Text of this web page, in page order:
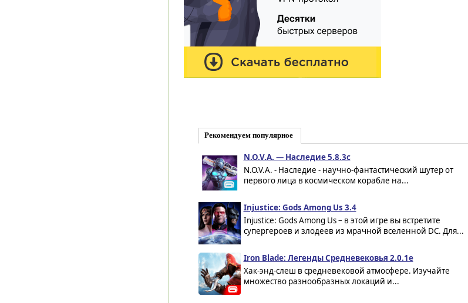
Рекомендуем популярное
N.O.V.A. — Наследие 5.8.3c
N.O.V.A. - Наследие - научно-фантастический шутер от
первого лица в космическом корабле на...
Injustice: Gods Among Us 3.4
Injustice: Gods Among Us – в этой игре вы встретите
супергероев и злодеев из мрачной вселенной DC. Для...
Iron Blade: Легенды Средневековья 2.0.1e
Хак-энд-слеш в средневековой атмосфере. Изучайте
множество разнообразных локаций и...